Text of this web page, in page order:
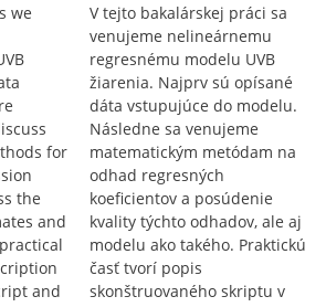
we
for
the
and
and
V tejto bakalárskej práci sa
venujeme nelineárnemu
regresnému modelu UVB
žiarenia. Najprv sú opísané
dáta vstupujúce do modelu.
Následne sa venujeme
matematickým metódam na
odhad regresných
koeficientov a posúdenie
kvality týchto odhadov, ale aj
modelu ako takého. Praktickú
časť tvorí popis
skonštruovaného skriptu v